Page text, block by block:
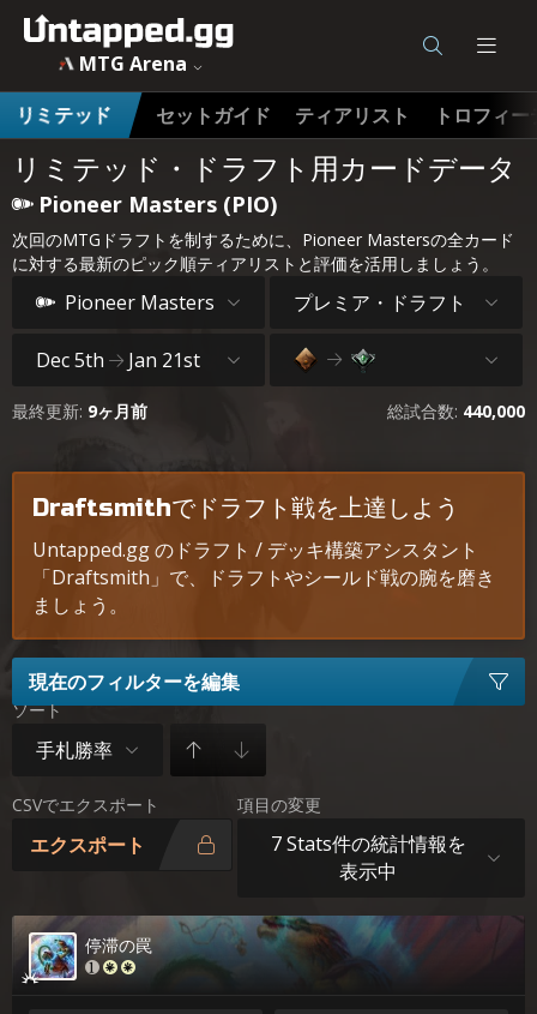
MTG Arena
リミテッド
セットガイド ティアリスト トロフィ
リミテッド・ドラフト用カードデータ
Pioneer Masters (PIO)
次回のMTGドラフトを制するために、Pioneer Mastersの全カード
に対する最新のピック順ティアリストと評価を活用しましょう。
Pioneer Masters プレミア・ドラフト
Dec 5th Jan 21st
最終更新: 9ヶ月前 総試合数: 440,000
Draftsmithでドラフト戦を上達しよう
Untapped.gg のドラフト / デッキ構築アシスタント
「Draftsmith」で、ドラフトやシールド戦の腕を磨き
ましょう。
現在のフィルターを編集
ソート
手札勝率
CSVでエクスポート
エクスポート
項目の変更
7 Stats件の統計情報を
表示中
停滞の罠